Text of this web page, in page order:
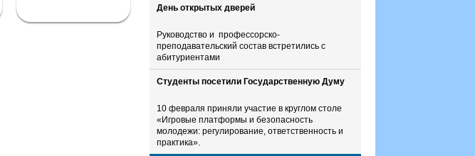
День открытых дверей
Руководство и профессорско-
преподавательский состав встретились с
абитуриентами
Студенты посетили Государственную Думу
10 февраля приняли участие в круглом столе
«Игровые платформы и безопасность
молодежи: регулирование, ответственность и
практика».